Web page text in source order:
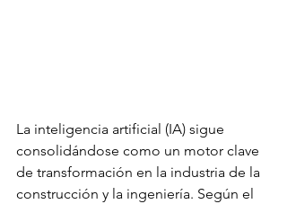
La inteligencia artificial (IA) sigue
consolidándose como un motor clave
de transformación en la industria de la
construcción y la ingeniería. Según el